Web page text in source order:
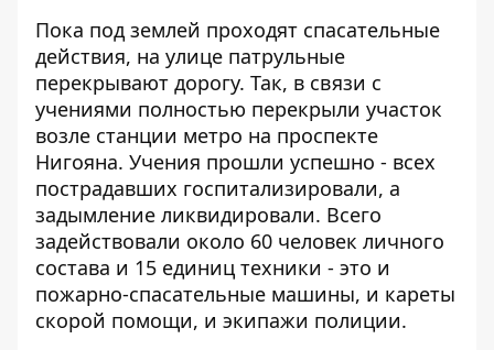
Пока под землей проходят спасательные
действия, на улице патрульные
перекрывают дорогу. Так, в связи с
учениями полностью перекрыли участок
возле станции метро на проспекте
Нигояна. Учения прошли успешно - всех
пострадавших госпитализировали, а
задымление ликвидировали. Всего
задействовали около 60 человек личного
состава и 15 единиц техники - это и
пожарно-спасательные машины, и кареты
скорой помощи, и экипажи полиции.